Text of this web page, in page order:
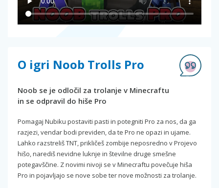
O igri Noob Trolls Pro
Noob se je odločil za trolanje v Minecraftu
in se odpravil do hiše Pro
Pomagaj Nubiku postaviti pasti in potegniti Pro za nos, da ga
razjezi, vendar bodi previden, da te Pro ne opazi in ujame.
Lahko razstreliš TNT, prikličeš zombije neposredno v Projevo
hišo, narediš nevidne luknje in številne druge smešne
potegavščine. Z novimi nivoji se v Minecraftu povečuje hiša
Pro in pojavljajo se nove sobe ter nove možnosti za trolanje.